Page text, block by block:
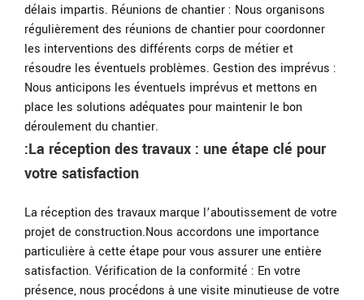
délais impartis. Réunions de chantier : Nous organisons
régulièrement des réunions de chantier pour coordonner
les interventions des différents corps de métier et
résoudre les éventuels problèmes. Gestion des imprévus :
Nous anticipons les éventuels imprévus et mettons en
place les solutions adéquates pour maintenir le bon
déroulement du chantier.
:La réception des travaux : une étape clé pour
votre satisfaction
La réception des travaux marque l’aboutissement de votre
projet de construction.Nous accordons une importance
particulière à cette étape pour vous assurer une entière
satisfaction. Vérification de la conformité : En votre
présence, nous procédons à une visite minutieuse de votre